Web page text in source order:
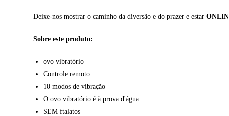
Deixe-nos mostrar o caminho da diversão e do prazer e estar
Sobre este produto:
ovo vibratório
Controle remoto
10 modos de vibração
O ovo vibratório é à prova d'água
SEM ftalatos